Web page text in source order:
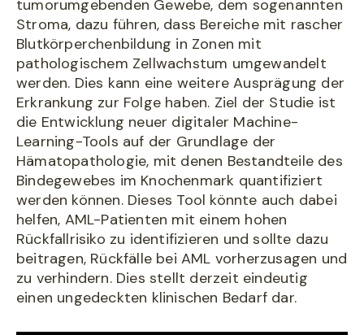
tumorumgebenden Gewebe, dem sogenannten
Stroma, dazu führen, dass Bereiche mit rascher
Blutkörperchenbildung in Zonen mit
pathologischem Zellwachstum umgewandelt
werden. Dies kann eine weitere Ausprägung der
Erkrankung zur Folge haben. Ziel der Studie ist
die Entwicklung neuer digitaler Machine-
Learning-Tools auf der Grundlage der
Hämatopathologie, mit denen Bestandteile des
Bindegewebes im Knochenmark quantifiziert
werden können. Dieses Tool könnte auch dabei
helfen, AML-Patienten mit einem hohen
Rückfallrisiko zu identifizieren und sollte dazu
beitragen, Rückfälle bei AML vorherzusagen und
zu verhindern. Dies stellt derzeit eindeutig
einen ungedeckten klinischen Bedarf dar.